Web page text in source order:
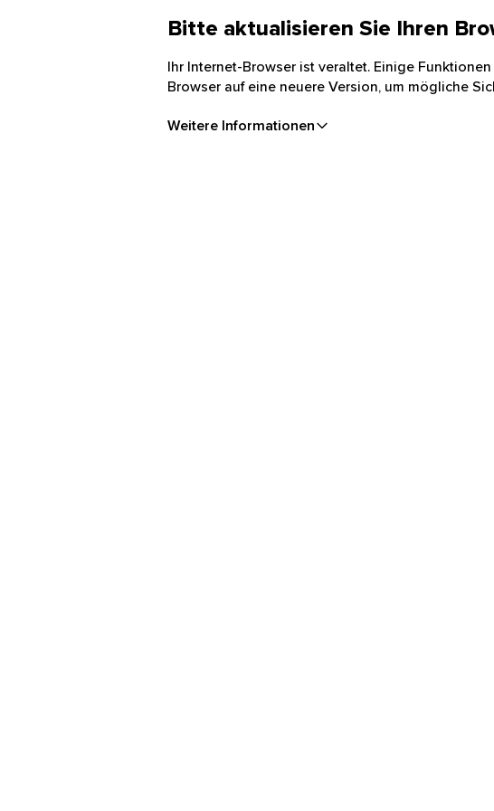
Bitte aktualisieren Sie Ihren
Ihr Internet-Browser ist veraltet. Einige
Browser auf eine neuere Version, um mögliche
Weitere Informationen